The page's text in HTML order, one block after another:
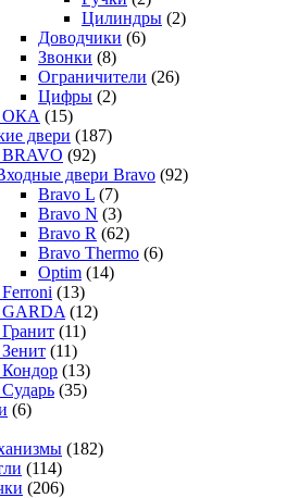
Цилиндры (2)
Доводчики (6)
Звонки (8)
Ограничители (26)
Цифры (2)
ОКА (15)
двери (187)
(92)
двери Bravo (92)
Bravo L (7)
Bravo N (3)
Bravo R (62)
Bravo Thermo (6)
Optim (14)
(13)
GARDA (12)
(11)
(11)
(13)
(35)
(6)
(182)
(114)
(206)